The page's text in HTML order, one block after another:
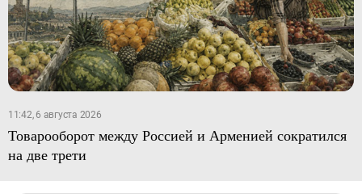
11:42, 6 августа 2026
Товарооборот между Россией и Арменией сократился
на две трети